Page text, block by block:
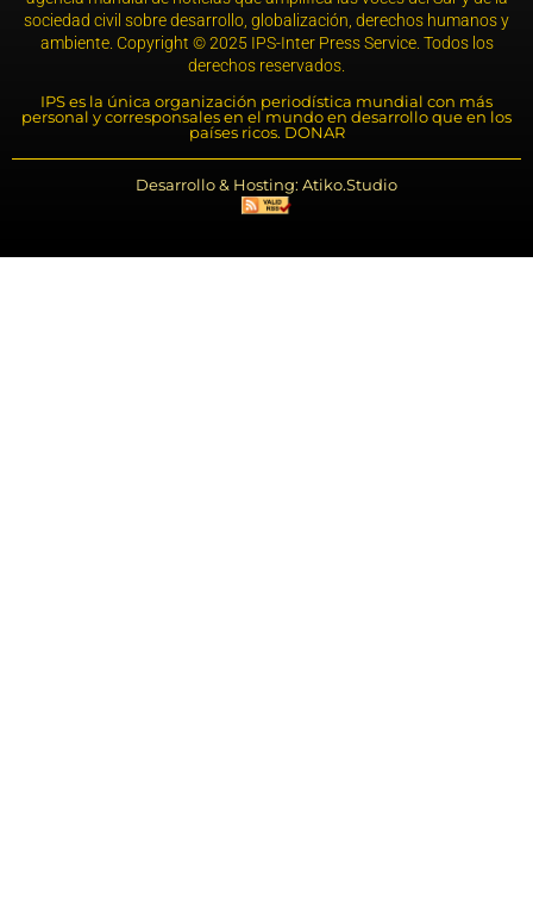
sociedad civil sobre desarrollo, globalización, derechos humanos y
ambiente. Copyright © 2025 IPS-Inter Press Service. Todos los
derechos reservados.
IPS es la única organización periodística mundial con más
personal y corresponsales en el mundo en desarrollo que en los
países ricos. DONAR
Desarrollo & Hosting: Atiko.Studio